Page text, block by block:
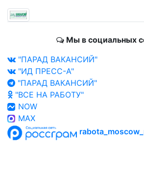
Мы в социальных
"ПАРАД ВАКАНСИЙ"
"ИД ПРЕСС-А"
"ПАРАД ВАКАНСИЙ"
"ВСЕ НА РАБОТУ"
NOW
MAX